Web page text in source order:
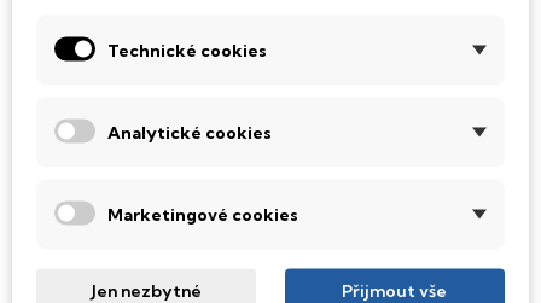
SSD Disk
diskem, který na rozdíl od starších magnetických HDD
k mechanickému poškození. Díky použití elektronické
práci s daty.
Technické cookies
Analytické cookies
Marketingové cookies
Jen nezbytné Přijmout vše